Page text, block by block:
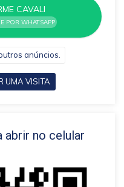
CAVALI
POR WHATSAPP
anúncios.
UMA VISITA
abrir no celular